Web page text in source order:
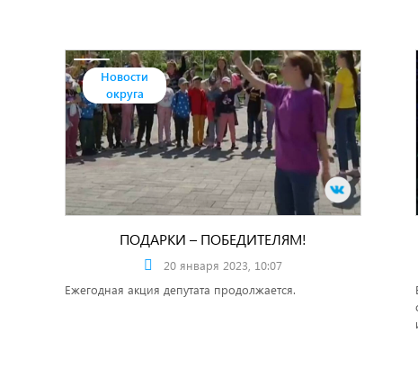
Новости
округа
ПОДАРКИ – ПОБЕДИТЕЛЯМ!
20 января 2023, 10:07
Ежегодная акция депутата продолжается.